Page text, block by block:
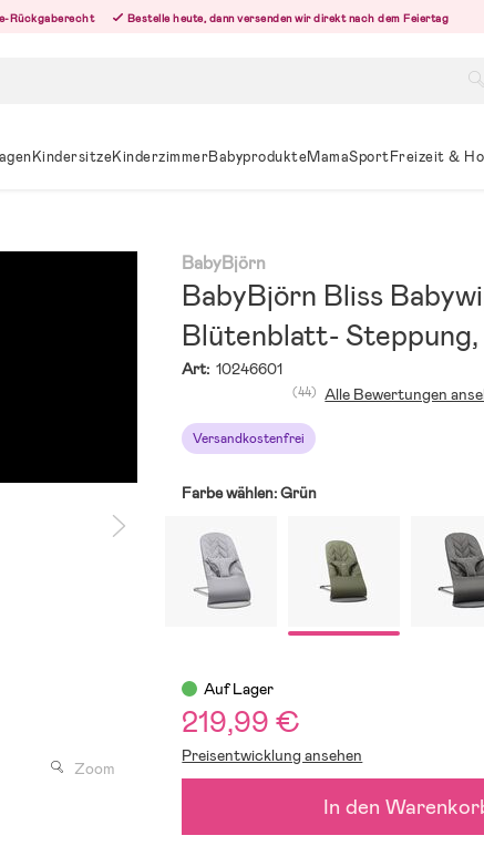
Rückgaberecht Bestelle heute, dann versenden wir direkt nach dem Feiertag
KindersitzeKinderzimmerBabyprodukteMamaSportFreizeit &
Zoom
BabyBjörn
BabyBjörn Bliss
Blütenblatt- Steppung,
Art: 10246601
Versandkostenfrei
(44) Alle Bewertungen
Farbe wählen:Grün
Auf Lager
219,99 €
Preisentwicklung ansehen
In den